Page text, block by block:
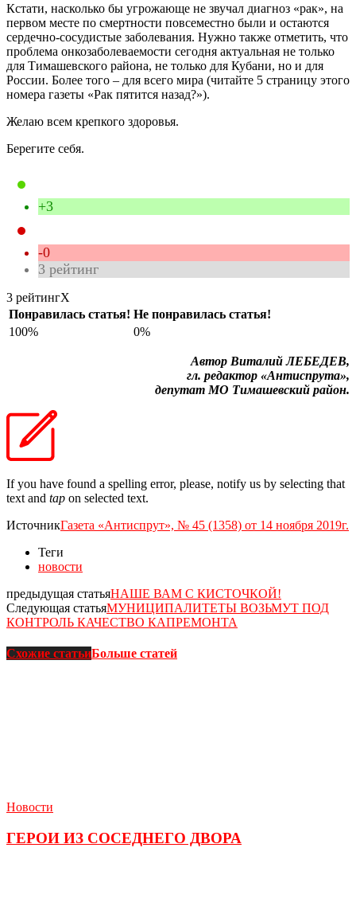
Кстати, насколько бы угрожающе не звучал диагноз «рак», на
первом месте по смертности повсеместно были и остаются
сердечно-сосудистые заболевания. Нужно также отметить, что
проблема онкозаболеваемости сегодня актуальная не только
для Тимашевского района, не только для Кубани, но и для
России. Более того – для всего мира (читайте 5 страницу этого
номера газеты «Рак пятится назад?»).
Желаю всем крепкого здоровья.
Берегите себя.
+3
-0
3 рейтинг
3 рейтингX
Понравилась статья! Не понравилась статья!
100%
0%
Автор Виталий ЛЕБЕДЕВ,
гл. редактор «Антиспрута»,
депутат МО Тимашевский район.
If you have found a spelling error, please, notify us by selecting that
text and tap on selected text.
ИсточникГазета «Антиспрут», № 45 (1358) от 14 ноября 2019г.
Теги
новости
предыдущая статьяНАШЕ ВАМ С КИСТОЧКОЙ!
Следующая статьяМУНИЦИПАЛИТЕТЫ ВОЗЬМУТ ПОД
КОНТРОЛЬ КАЧЕСТВО КАПРЕМОНТА
Схожие статьиБольше статей
Новости
ГЕРОИ ИЗ СОСЕДНЕГО ДВОРА